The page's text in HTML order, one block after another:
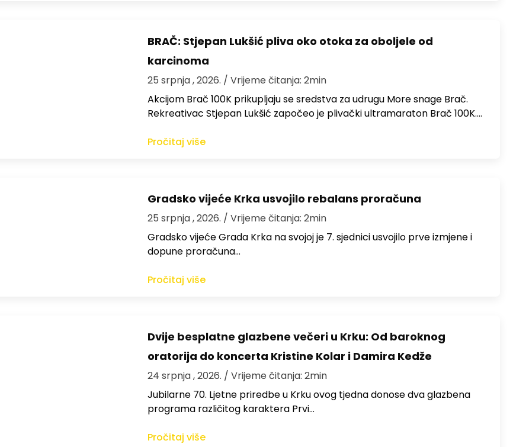
BRAČ: Stjepan Lukšić pliva oko otoka za oboljele od
karcinoma
25 srpnja , 2026. / Vrijeme čitanja: 2min
Akcijom Brač 100K prikupljaju se sredstva za udrugu More snage Brač.
Rekreativac Stjepan Lukšić započeo je plivački ultramaraton Brač 100K.…
Pročitaj više
Gradsko vijeće Krka usvojilo rebalans proračuna
25 srpnja , 2026. / Vrijeme čitanja: 2min
Gradsko vijeće Grada Krka na svojoj je 7. sjednici usvojilo prve izmjene i
dopune proračuna…
Pročitaj više
Dvije besplatne glazbene večeri u Krku: Od baroknog
oratorija do koncerta Kristine Kolar i Damira Kedže
24 srpnja , 2026. / Vrijeme čitanja: 2min
Jubilarne 70. Ljetne priredbe u Krku ovog tjedna donose dva glazbena
programa različitog karaktera Prvi…
Pročitaj više